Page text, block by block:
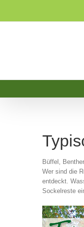
Büffel,
Wer sind die
entdeckt.
Sockelreste